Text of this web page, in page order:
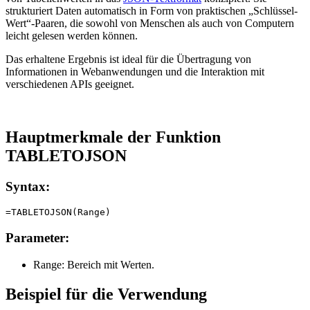
strukturiert Daten automatisch in Form von praktischen „Schlüssel-
Wert“-Paaren, die sowohl von Menschen als auch von Computern
leicht gelesen werden können.
Das erhaltene Ergebnis ist ideal für die Übertragung von
Informationen in Webanwendungen und die Interaktion mit
verschiedenen APIs geeignet.
Hauptmerkmale der Funktion
TABLETOJSON
Syntax:
Parameter:
Range: Bereich mit Werten.
Beispiel für die Verwendung